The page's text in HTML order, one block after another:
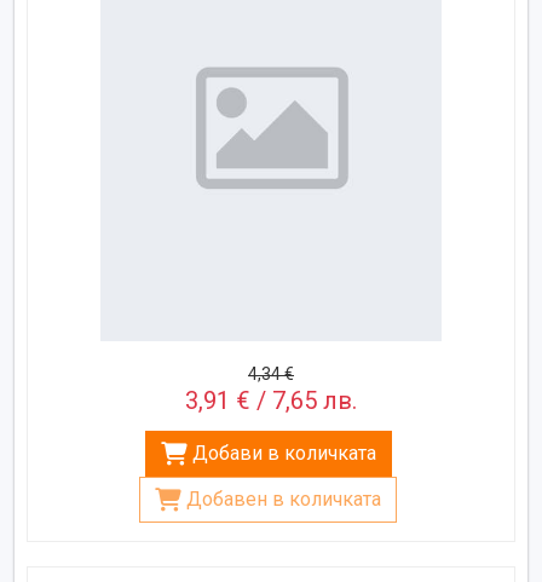
4,34 €
3,91 € / 7,65 лв.
Добави в количката
Добавен в количката